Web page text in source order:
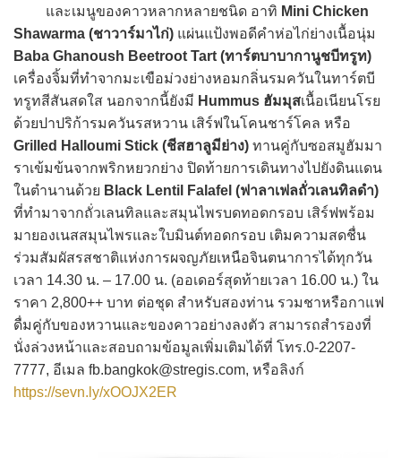
และเมนูของคาวหลากหลายชนิด อาทิ Mini Chicken
Shawarma (ชาวาร์มาไก่) แผ่นแป้งพอดีคำห่อไก่ย่างเนื้อนุ่ม
Baba Ghanoush Beetroot Tart (ทาร์ตบาบากานูชบีทรูท)
เครื่องจิ้มที่ทำจากมะเขือม่วงย่างหอมกลิ่นรมควันในทาร์ตบี
ทรูทสีสันสดใส นอกจากนี้ยังมี Hummus ฮัมมุสเนื้อเนียนโรย
ด้วยปาปริก้ารมควันรสหวาน เสิร์ฟในโคนชาร์โคล หรือ
Grilled Halloumi Stick (ชีสฮาลูมีย่าง) ทานคู่กับซอสมูฮัมมา
ราเข้มข้นจากพริกหยวกย่าง ปิดท้ายการเดินทางไปยังดินแดน
ในตำนานด้วย Black Lentil Falafel (ฟาลาเฟลถั่วเลนทิลดำ)
ที่ทำมาจากถั่วเลนทิลและสมุนไพรบดทอดกรอบ เสิร์ฟพร้อม
มายองเนสสมุนไพรและใบมินต์ทอดกรอบ เติมความสดชื่น
ร่วมสัมผัสรสชาติแห่งการผจญภัยเหนือจินตนาการได้ทุกวัน
เวลา 14.30 น. – 17.00 น. (ออเดอร์สุดท้ายเวลา 16.00 น.) ใน
ราคา 2,800++ บาท ต่อชุด สำหรับสองท่าน รวมชาหรือกาแฟ
ดื่มคู่กับของหวานและของคาวอย่างลงตัว สามารถสำรองที่
นั่งล่วงหน้าและสอบถามข้อมูลเพิ่มเติมได้ที่ โทร.0-2207-
7777, อีเมล fb.bangkok@stregis.com, หรือลิงก์
https://sevn.ly/xOOJX2ER